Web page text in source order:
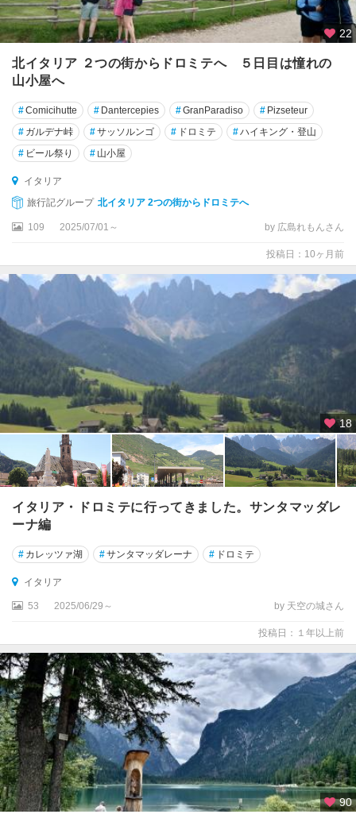
リ
エ
テ
ト
リ
ノ
レ
ン
ィ
ノ
・
ト
デ
ジ
州
ト
レ
ト
ト
ヴ
ィ
ト
ー
デ
ィ
ド
ッ
ツ
ァ
22
北イタリア ２つの街からドロミテへ ５日目は憧れの
山小屋へ
#Comicihutte # Dantercepies #GranParadiso # Pizseteur
# ガルデナ峠 #サッソルンゴ # ドロミテ #ハイキング・登山
# ビール祭り # 山小屋
イタリア
旅行記グループ 北イタリア 2つの街からドロミテへ
109 2025/07/01～ by 広島れもんさん
投稿日：10ヶ月前
18
イタリア・ドロミテに行ってきました。サンタマッダレ
ーナ編
# カレッツァ湖 #サンタマッダレーナ # ドロミテ
イタリア
53 2025/06/29～ by 天空の城さん
投稿日：１年以上前
90